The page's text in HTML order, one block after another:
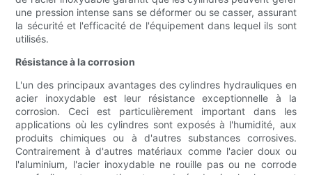
une pression intense sans se déformer ou se casser, assurant
la sécurité et l'efficacité de l'équipement dans lequel ils sont
utilisés.
Résistance à la corrosion
L'un des principaux avantages des cylindres hydrauliques en
acier inoxydable est leur résistance exceptionnelle à la
corrosion. Ceci est particulièrement important dans les
applications où les cylindres sont exposés à l'humidité, aux
produits chimiques ou à d'autres substances corrosives.
Contrairement à d'autres matériaux comme l'acier doux ou
l'aluminium, l'acier inoxydable ne rouille pas ou ne corrode